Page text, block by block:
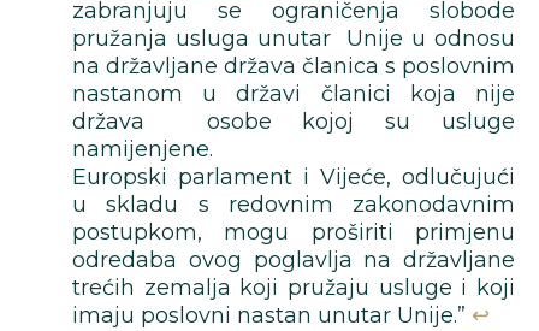
zabranjuju se ograničenja slobode
pružanja usluga unutar Unije u odnosu
na državljane država članica s poslovnim
nastanom u državi članici koja nije
država osobe kojoj su usluge
namijenjene.
Europski parlament i Vijeće, odlučujući
u skladu s redovnim zakonodavnim
postupkom, mogu proširiti primjenu
odredaba ovog poglavlja na državljane
trećih zemalja koji pružaju usluge i koji
imaju poslovni nastan unutar Unije.” ↩︎